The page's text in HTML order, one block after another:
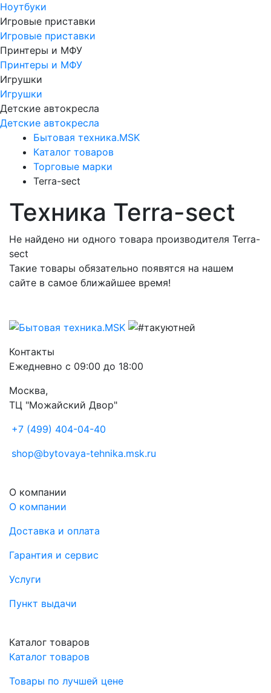
Ноутбуки
Игровые приставки
Игровые приставки
Принтеры и МФУ
Принтеры и МФУ
Игрушки
Игрушки
Детские автокресла
Детские автокресла
Бытовая техника.MSK
Каталог товаров
Торговые марки
Terra-sect
Техника Terra-sect
Не найдено ни одного товара производителя Terra-
sect
Такие товары обязательно появятся на нашем
сайте в самое ближайшее время!
Контакты
Ежедневно с 09:00 до 18:00
Москва,
ТЦ "Можайский Двор"
+7 (499) 404-04-40
shop@bytovaya-tehnika.msk.ru
О компании
О компании
Доставка и оплата
Гарантия и сервис
Услуги
Пункт выдачи
Каталог товаров
Каталог товаров
Товары по лучшей цене